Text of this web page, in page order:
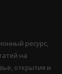
ресурс,
на
открытия и